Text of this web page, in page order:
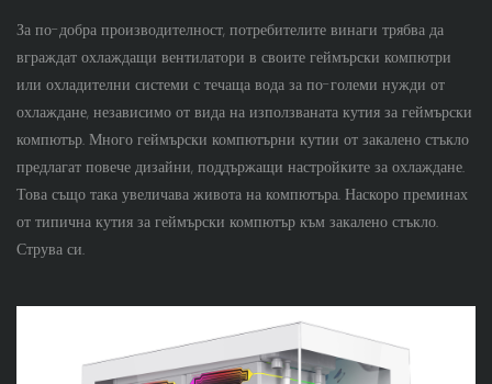
За по-добра производителност, потребителите винаги трябва да
вграждат охлаждащи вентилатори в своите геймърски компютри
или охладителни системи с течаща вода за по-големи нужди от
охлаждане, независимо от вида на използваната кутия за геймърски
компютър. Много геймърски компютърни кутии от закалено стъкло
предлагат повече дизайни, поддържащи настройките за охлаждане.
Това също така увеличава живота на компютъра. Наскоро преминах
от типична кутия за геймърски компютър към закалено стъкло.
Струва си.